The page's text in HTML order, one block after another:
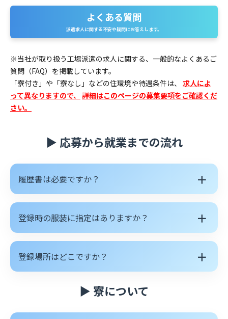
よくある質問
派遣求人に関する不安や疑問にお答えします。
※当社が取り扱う工場派遣の求人に関する、一般的なよくあるご
質問（FAQ）を掲載しています。
「寮付き」や「寮なし」などの住環境や待遇条件は、 求人によ
って異なりますので、 詳細はこのページの募集要項をご確認くだ
さい。
▶ 応募から就業までの流れ
履歴書は必要ですか？ ＋
登録時の服装に指定はありますか？ ＋
登録場所はどこですか？ ＋
▶ 寮について